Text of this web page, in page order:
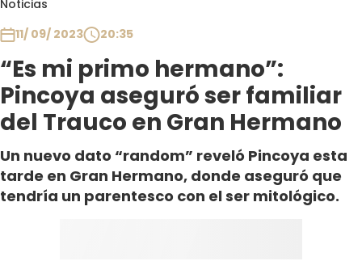
Noticias
11/ 09/ 2023
20:35
“Es mi primo hermano”:
Pincoya aseguró ser familiar
del Trauco en Gran Hermano
Un nuevo dato “random” reveló Pincoya esta
tarde en Gran Hermano, donde aseguró que
tendría un parentesco con el ser mitológico.
Club De La Comedia
Contigo en Directo
Plan Perfecto
El Tiempo
Sabingo
Todos Los Programas